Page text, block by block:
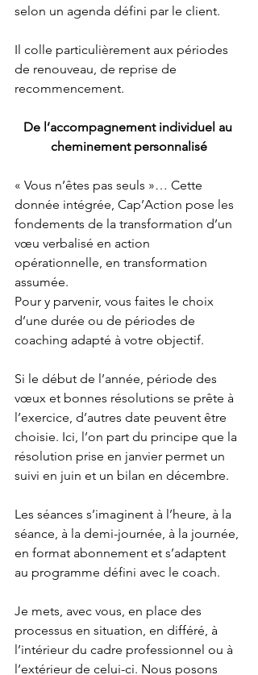
selon un agenda défini par le client.
Il colle particulièrement aux périodes
de renouveau, de reprise de
recommencement.
De l’accompagnement individuel au
cheminement personnalisé
« Vous n’êtes pas seuls »… Cette
donnée intégrée, Cap’Action pose les
fondements de la transformation d’un
vœu verbalisé en action
opérationnelle, en transformation
assumée.
Pour y parvenir, vous faites le choix
d’une durée ou de périodes de
coaching adapté à votre objectif.
Si le début de l’année, période des
vœux et bonnes résolutions se prête à
l’exercice, d’autres date peuvent être
choisie. Ici, l’on part du principe que la
résolution prise en janvier permet un
suivi en juin et un bilan en décembre.
Les séances s’imaginent à l’heure, à la
séance, à la demi-journée, à la journée,
en format abonnement et s’adaptent
au programme défini avec le coach.
Je mets, avec vous, en place des
processus en situation, en différé, à
l’intérieur du cadre professionnel ou à
l’extérieur de celui-ci. Nous posons